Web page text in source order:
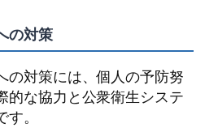
の対策
の対策には、個人の予防努
的な協力と公衆衛生システ
。